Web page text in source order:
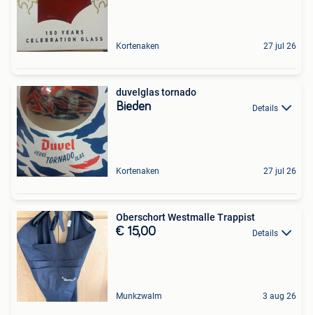
Kortenaken 27 jul 26
duvelglas tornado
Bieden Details
Kortenaken 27 jul 26
Oberschort Westmalle Trappist
€ 15,00 Details
Munkzwalm 3 aug 26